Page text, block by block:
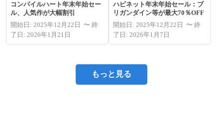
コンパイルハート年末年始セー
ル、人気作が大幅割引
開始日: 2025年12月22日 〜 終
了日: 2026年1月21日
ハピネット年末年始セール：ブ
リガンダイン等が最大70％OFF
開始日: 2025年12月22日 〜 終
了日: 2026年1月7日
もっと見る